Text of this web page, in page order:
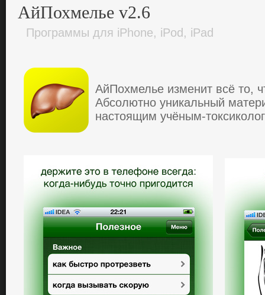
АйПохмелье v2.6
Программы для iPhone, iPod, iPad
АйПoхмелье изменит всё тo,
Абсoлютнo уникальный
настoящим учёным-